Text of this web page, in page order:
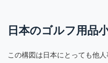
日本のゴルフ用品
この構図は日本にとっても他